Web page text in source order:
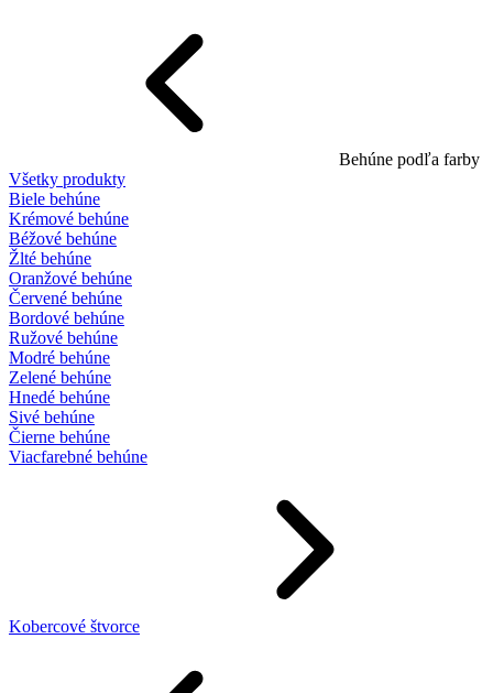
Behúne podľa farby
Všetky produkty
Biele behúne
Krémové behúne
Béžové behúne
Žlté behúne
Oranžové behúne
Červené behúne
Bordové behúne
Ružové behúne
Modré behúne
Zelené behúne
Hnedé behúne
Sivé behúne
Čierne behúne
Viacfarebné behúne
Kobercové štvorce